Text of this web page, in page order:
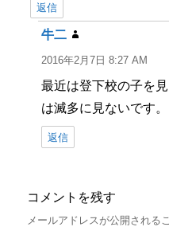
返信
牛二
り:
2016年2月7日 8:27 AM
最近は登下校の子を
は滅多に見ないです。
返信
コメントを残す
メールアドレスが公開される